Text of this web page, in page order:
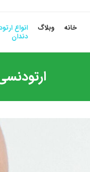
خانه وبلاگ
انواع
دندان